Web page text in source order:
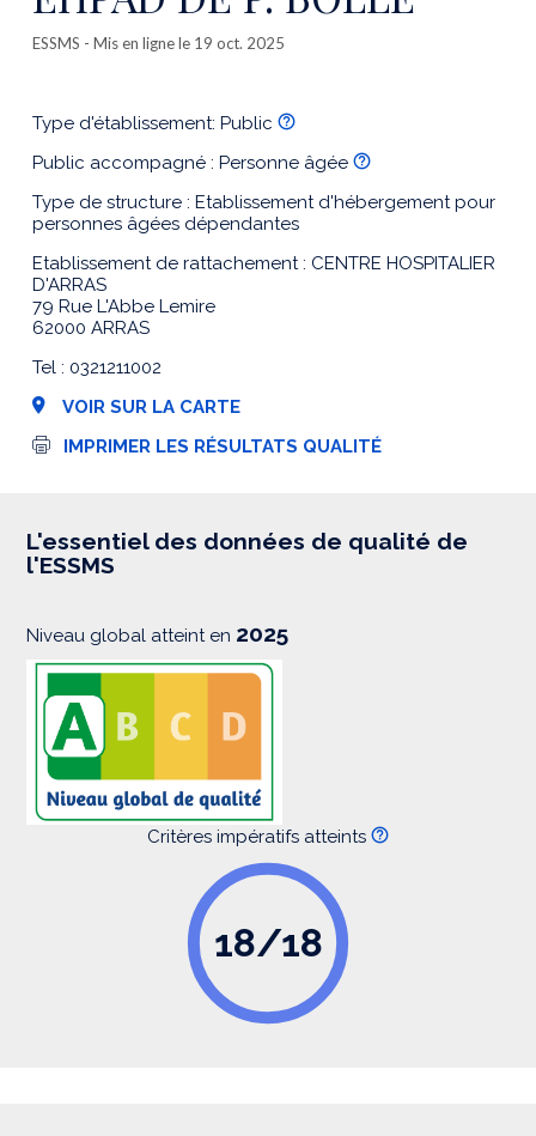
ESSMS - Mis en ligne le 19 oct. 2025
Type d'établissement: Public
Public accompagné : Personne âgée
Type de structure : Etablissement d'hébergement pour
personnes âgées dépendantes
Etablissement de rattachement : CENTRE HOSPITALIER
D'ARRAS
79 Rue L'Abbe Lemire
62000 ARRAS
Tel : 0321211002
VOIR SUR LA CARTE
I
s
i
IMPRIMER LES RÉSULTATS QUALITÉ
L'essentiel des données de qualité de
l'ESSMS
Niveau global atteint en 2025
Critères impératifs atteints
18/18